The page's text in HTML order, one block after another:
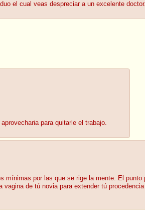
el cual veas despreciar a un excelente doctor.
para quitarle el trabajo.
por las que se rige la mente. El
de tú novia para extender tú